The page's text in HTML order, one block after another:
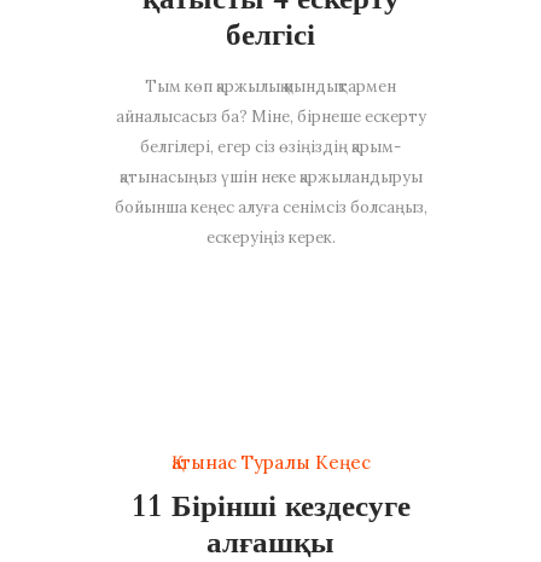
белгісі
Тым көп қаржылық қиындықтармен
айналысасыз ба? Міне, бірнеше ескерту
белгілері, егер сіз өзіңіздің қарым-
қатынасыңыз үшін неке қаржыландыруы
бойынша кеңес алуға сенімсіз болсаңыз,
ескеруіңіз керек.
Қатынас Туралы Кеңес
11 Бірінші кездесуге
алғашқы